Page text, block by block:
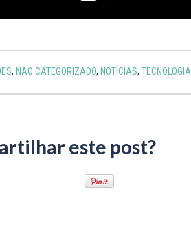
, NÃO CATEGORIZADO, NOTÍCIAS, TECNOLOGIA
este post?